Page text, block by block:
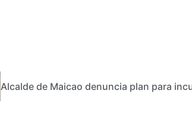
Alcalde de Maicao denuncia plan para